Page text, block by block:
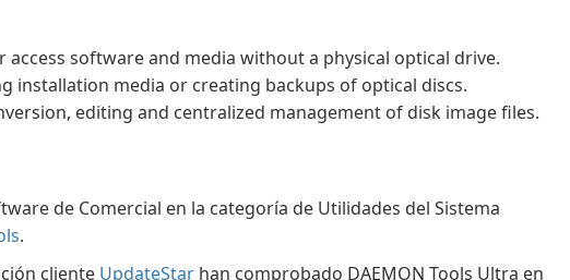
access software and media without a physical optical drive.
installation media or creating backups of optical discs.
editing and centralized management of disk image files.
de Comercial en la categoría de Utilidades del Sistema
.
cliente UpdateStar han comprobado DAEMON Tools Ultra en